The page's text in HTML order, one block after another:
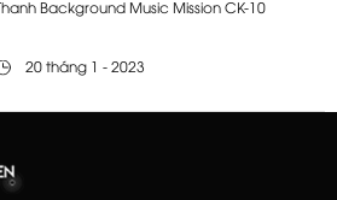
Thanh Background Music Mission CK-10
20 tháng 1 - 2023